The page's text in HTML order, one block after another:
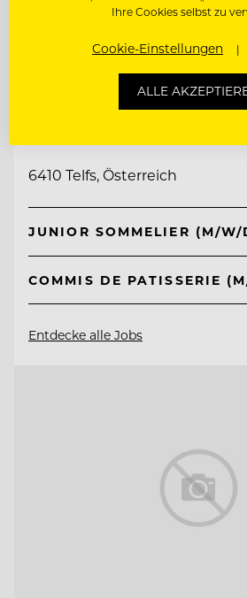
TOP ARBEITGEBER
Interalpen-Hotel Tyrol
6410 Telfs, Österreich
JUNIOR SOMMELIER (M/W/
COMMIS DE PATISSERIE
Entdecke alle Jobs
Ihre Cookies selbst zu
Cookie-Einstellungen
ALLE